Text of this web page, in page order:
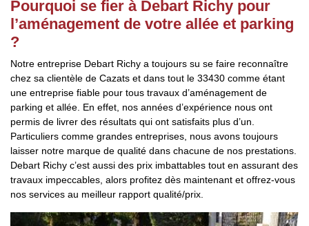
Pourquoi se fier à Debart Richy pour
l’aménagement de votre allée et parking
?
Notre entreprise Debart Richy a toujours su se faire reconnaître
chez sa clientèle de Cazats et dans tout le 33430 comme étant
une entreprise fiable pour tous travaux d’aménagement de
parking et allée. En effet, nos années d’expérience nous ont
permis de livrer des résultats qui ont satisfaits plus d’un.
Particuliers comme grandes entreprises, nous avons toujours
laisser notre marque de qualité dans chacune de nos prestations.
Debart Richy c’est aussi des prix imbattables tout en assurant des
travaux impeccables, alors profitez dès maintenant et offrez-vous
nos services au meilleur rapport qualité/prix.